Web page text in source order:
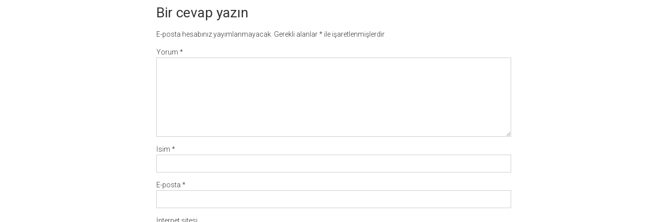
Bir cevap yazın
E-posta hesabınız yayımlanmayacak. Gerekli alanlar*ile işaretlenmişlerdir
Yorum *
İsim *
E-posta *
İnternet sitesi